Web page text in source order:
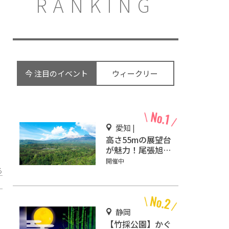
今 注目のイベント ウィークリー
愛知 |
高さ55mの展望台
が魅力！尾張旭の
デートスポット
開催中
静岡
【竹採公園】かぐ